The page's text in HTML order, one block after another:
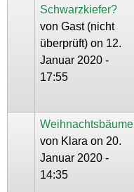
Schwarzkiefer?
von Gast (nicht
überprüft) on 12.
Januar 2020 -
17:55
Weihnachtsbäume
von Klara on 20.
Januar 2020 -
14:35